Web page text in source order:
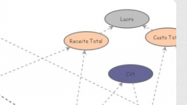
producao de leite artico
revista/dinamica-de-
de equilíbrio , lucro , volume